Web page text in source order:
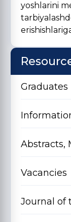
yoshlarini
Graduates
Abstracts,
Vacancies
Journal of